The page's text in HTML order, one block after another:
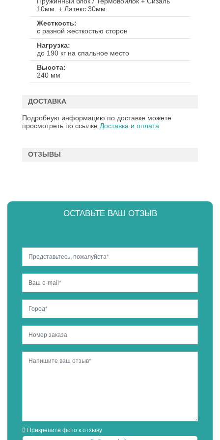
10мм. + Латекс 30мм.
Жесткость
с разной жесткостью сторон
Нагрузка
до 190 кг на спальное место
Высота
240 мм
ДОСТАВКА
Подробную информацию по доставке можете
просмотреть по ссылке Доставка и оплата
ОТЗЫВЫ
ОСТАВЬТЕ ВАШ ОТЗЫВ
Прикрепите фото к отзыву